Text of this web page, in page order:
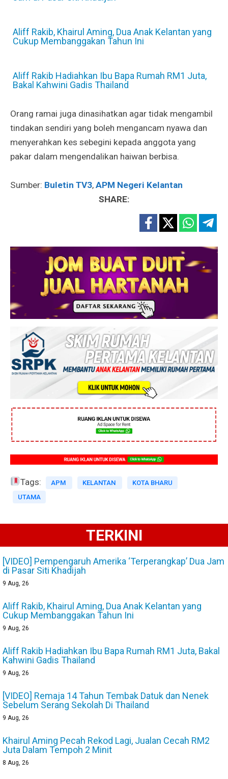
Aliff Rakib, Khairul Aming, Dua Anak Kelantan yang
Cukup Membanggakan Tahun Ini
Aliff Rakib Hadiahkan Ibu Bapa Rumah RM1 Juta,
Bakal Kahwini Gadis Thailand
Orang ramai juga dinasihatkan agar tidak mengambil
tindakan sendiri yang boleh mengancam nyawa dan
menyerahkan kes sebegini kepada anggota yang
pakar dalam mengendalikan haiwan berbisa.
Sumber: Buletin TV3, APM Negeri Kelantan
SHARE:
Tags: APM KELANTAN
KOTA BHARU
UTAMA
TERKINI
[VIDEO] Pempengaruh Amerika ‘Terperangkap’ Dua Jam
di Pasar Siti Khadijah
9 Aug, 26
Aliff Rakib, Khairul Aming, Dua Anak Kelantan yang
Cukup Membanggakan Tahun Ini
9 Aug, 26
Aliff Rakib Hadiahkan Ibu Bapa Rumah RM1 Juta, Bakal
Kahwini Gadis Thailand
9 Aug, 26
[VIDEO] Remaja 14 Tahun Tembak Datuk dan Nenek
Sebelum Serang Sekolah Di Thailand
9 Aug, 26
Khairul Aming Pecah Rekod Lagi, Jualan Cecah RM2
Juta Dalam Tempoh 2 Minit
8 Aug, 26